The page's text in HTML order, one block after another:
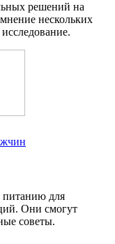
решений на
нескольких
питанию для
Они смогут
советы.